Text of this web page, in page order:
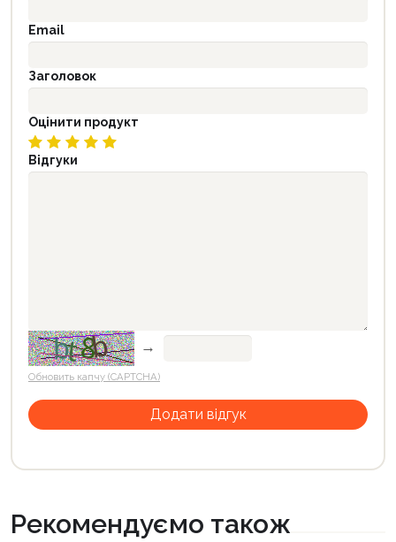
Email
Заголовок
Оцінити продукт
Відгуки
→
Обновить капчу (CAPTCHA)
Рекомендуємо також